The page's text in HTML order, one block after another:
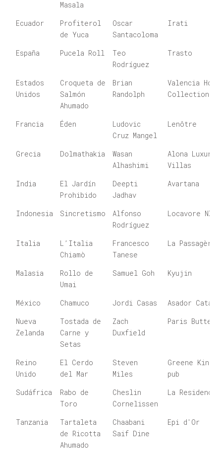
Masala
Ecuador
Profiterol
de Yuca
Oscar
Santacoloma
Irati
España Pucela Roll
Teo
Rodríguez
Trasto
Estados
Unidos
Croqueta de
Salmón
Ahumado
Brian
Randolph
Valencia
Collection
Francia Éden
Ludovic
Cruz Mangel
Lenôtre
Grecia Dolmathakia
Wasan
Alhashimi
Alona Luxury
Villas
India
El Jardín
Prohibido
Deepti
Jadhav
Avartana
Indonesia Sincretismo
Alfonso
Rodríguez
Locavore NXT
Italia
L’Italia
Chiamò
Francesco
Tanese
La Passagère
Malasia
Rollo de
Umai
Samuel Goh Kyujin
México Chamuco Jordi Casas
Asador
Nueva
Zelanda
Tostada de
Carne y
Setas
Zach
Duxfield
Paris Butter
Reino
Unido
El Cerdo
del Mar
Steven
Miles
Greene King
pub
Sudáfrica
Rabo de
Toro
Cheslin
Cornelissen
La Residence
Tanzania
Tartaleta
de Ricotta
Ahumado
Chaabani
Saif Dine
Epi d'Or